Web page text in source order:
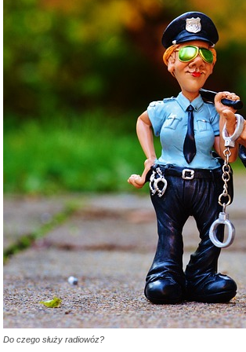
Do czego służy radiowóz?